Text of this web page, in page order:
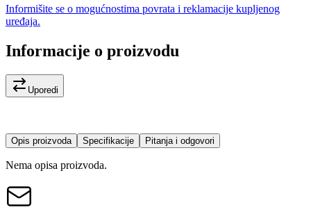
Informišite se o mogućnostima povrata i reklamacije kupljenog
uređaja.
Informacije o proizvodu
Uporedi
Opis proizvoda Specifikacije Pitanja i odgovori
Nema opisa proizvoda.